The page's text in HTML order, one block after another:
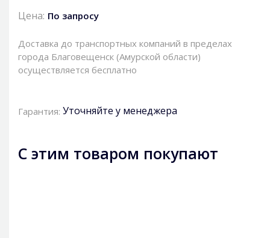
Цена: По запросу
Доставка до транспортных компаний в пределах
города Благовещенск (Амурской области)
осуществляется бесплатно
Гарантия: Уточняйте у менеджера
С этим товаром покупают